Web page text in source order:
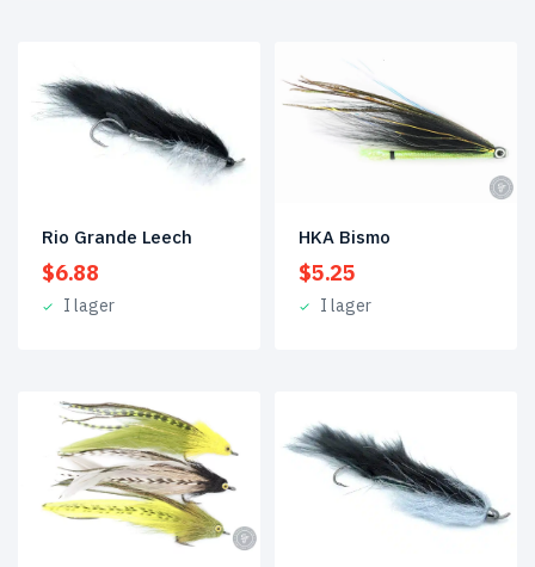
Rio Grande Leech
$6.88
I lager
HKA Bismo
$5.25
I lager